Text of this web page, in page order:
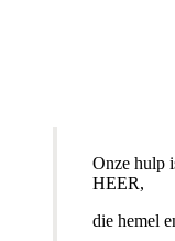
Onze hulp
HEER,
die hemel